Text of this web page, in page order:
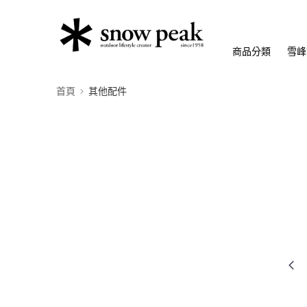
商品分類 雪
首頁 其他配件